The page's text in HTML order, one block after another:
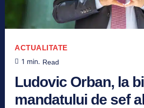
ACTUALITATE
1 min. Read
Ludovic Orban, la
mandatului de sef